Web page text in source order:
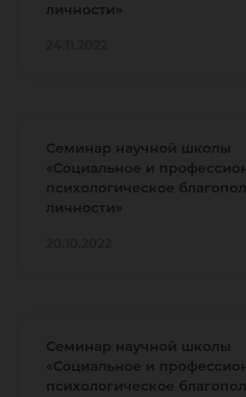
личности»
Семинар научной школы
«Социальное и
психологическое
личности»
Семинар научной школы
«Социальное и
психологическое